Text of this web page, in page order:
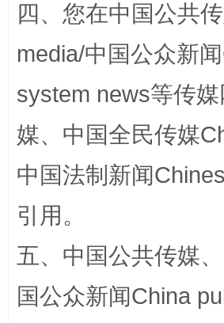
漫山遍野的桃花与雪山、麦地、白藏
四、您在中国公共
media/中国公众新
system news等传
媒、中国全民传媒
中国法制新闻
引用。
五、中国公共传媒
国公众新闻China